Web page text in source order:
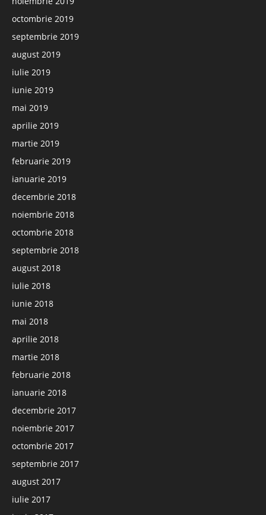
octombrie 2019
septembrie 2019
august 2019
iulie 2019
iunie 2019
mai 2019
aprilie 2019
martie 2019
februarie 2019
ianuarie 2019
decembrie 2018
noiembrie 2018
octombrie 2018
septembrie 2018
august 2018
iulie 2018
iunie 2018
mai 2018
aprilie 2018
martie 2018
februarie 2018
ianuarie 2018
decembrie 2017
noiembrie 2017
octombrie 2017
septembrie 2017
august 2017
iulie 2017